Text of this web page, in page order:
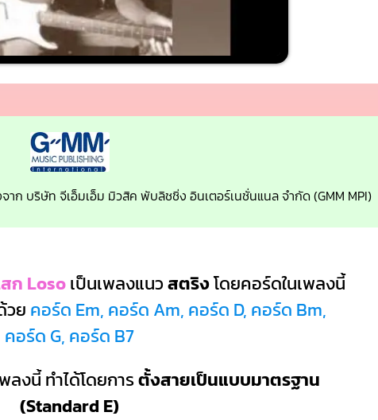
ก บริษัท จีเอ็มเอ็ม มิวสิค พับลิชชิ่ง อินเตอร์เนชั่นแนล จำกัด (GMM MPI)
สก Losoเป็นเพลงแนวสตริงโดยคอร์ดในเพลงนี้
วย คอร์ด Em, คอร์ด Am, คอร์ด D, คอร์ด Bm,
คอร์ด G, คอร์ด B7
ลงนี้ ทำได้โดยการตั้งสายเป็นแบบมาตรฐาน
(Standard E)